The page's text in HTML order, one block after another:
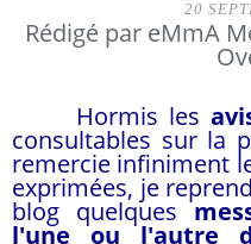
20
Rédigé par eMmA
Hormis les
consultables sur la
remercie infiniment
exprimées, je
blog quelques
l'une ou l'autre